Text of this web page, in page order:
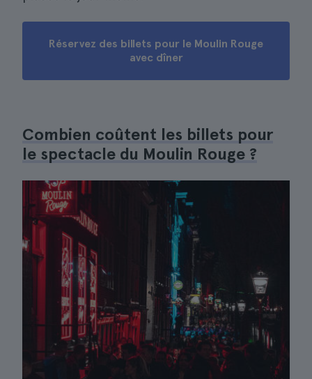
Réservez des billets pour le Moulin Rouge
avec dîner
Combien coûtent les billets pour
le spectacle du Moulin Rouge ?